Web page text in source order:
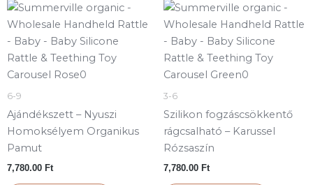
6-9
Ajándékszett – Nyuszi
Homoksélyem Organikus
Pamut
7,780.00 Ft
3-6
Szilikon fogzáscsökkentő
rágcsalható – Karussel
Rózsaszín
7,780.00 Ft